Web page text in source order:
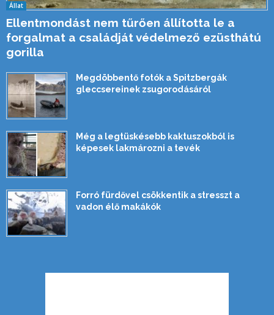
Állat
Ellentmondást nem tűrően állította le a
forgalmat a családját védelmező ezüsthátú
gorilla
Megdöbbentő fotók a Spitzbergák
gleccsereinek zsugorodásáról
Még a legtüskésebb kaktuszokból is
képesek lakmározni a tevék
Forró fürdővel csökkentik a stresszt a
vadon élő makákók